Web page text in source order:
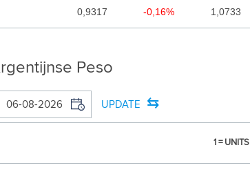
BOLIVIAANSE BOLIVIANO
BRAZILIAANSE REAAL
0,9317 -0,16% 1,0733
Peso
UPDATE ⇆
1 = UNITS